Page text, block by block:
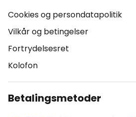
Cookies og persondatapolitik
Vilkår og betingelser
Fortrydelsesret
Kolofon
Betalingsmetoder